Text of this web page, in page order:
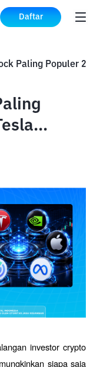
Daftar
investor crypto
siapa saja